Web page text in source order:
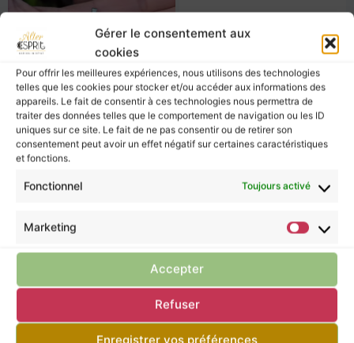
Gérer le consentement aux
cookies
Pour offrir les meilleures expériences, nous utilisons des technologies
telles que les cookies pour stocker et/ou accéder aux informations des
appareils. Le fait de consentir à ces technologies nous permettra de
traiter des données telles que le comportement de navigation ou les ID
uniques sur ce site. Le fait de ne pas consentir ou de retirer son
consentement peut avoir un effet négatif sur certaines caractéristiques
et fonctions.
Fonctionnel Toujours activé
Marketing
Accepter
Refuser
Enregistrer vos préférences
Rhodocrosite 38,00€ 29,00€